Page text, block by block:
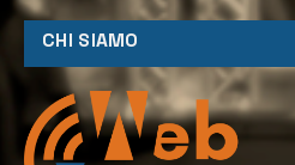
CHI SIAMO